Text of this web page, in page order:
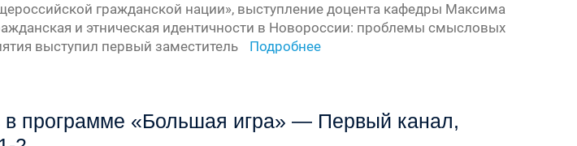
гражданской нации», выступление доцента кафедры Максима
и этническая идентичности в Новороссии: проблемы смысловых
выступил первый заместитель
Подробнее
в программе «Большая игра» — Первый канал,